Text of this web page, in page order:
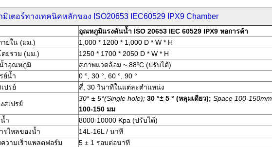
มิเตอร์ทางเทคนิคหลักของ ISO20653 IEC60529 IPX9 Chamber
อุณหภูมิแรงดันน้ำ ISO 20653 IEC 60529 IPX9 หอการค้า
ยใน (มม.)
1,000 * 1200 * 1,000 D * W * H
ยรวม (มม.)
1250 * 1700 * 2050 D * W * H
ำอุณหภูมิ
สภาพแวดล้อม ~ 88ºC (ปรับได้)
ย์น้ำ
0 °, 30 °, 60 °, 90 °
ปรย์
สี่, 30 วินาทีในแต่ละตำแหน่ง
สเปรย์
30° ± 5°(Single hole); 30 °± 5 ° (หลุมเดียว); Space 100-150mm
100-150 มม
ำ
8000-10000 Kpa (ปรับได้)
รไหลของน้ำ
14L-16L / นาที
วามเร็วแพลตฟอร์ม
5 ± 1 รอบต่อนาที